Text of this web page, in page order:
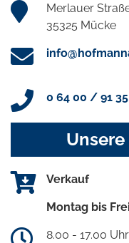
Merlauer
35325 Mücke
0 64 00 / 91
Verkauf
Montag bis
8.00 - 17.00 Uhr